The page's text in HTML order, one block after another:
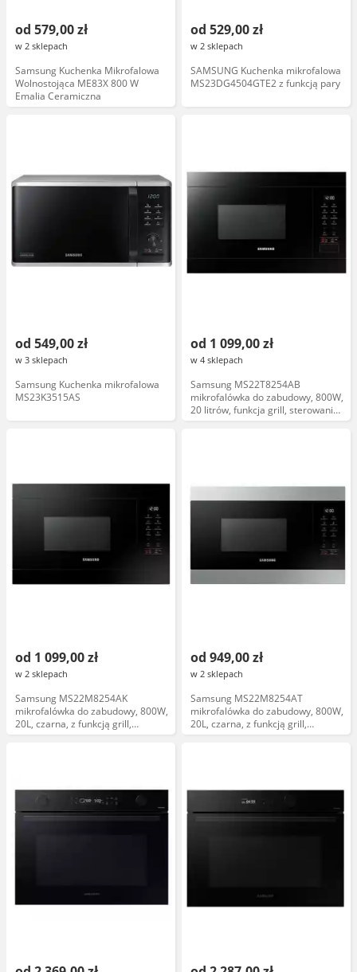
od 579,00 zł
w 2 sklepach
Samsung Kuchenka Mikrofalowa
Wolnostojąca ME83X 800 W
Emalia Ceramiczna
od 529,00 zł
w 2 sklepach
SAMSUNG Kuchenka mikrofalowa
MS23DG4504GTE2 z funkcją pary
od 549,00 zł
w 3 sklepach
Samsung Kuchenka mikrofalowa
MS23K3515AS
od 1 099,00 zł
w 4 sklepach
Samsung MS22T8254AB
mikrofalówka do zabudowy, 800W,
20 litrów, funkcja grill, sterowanie
dotykowe, czarny, E1
od 1 099,00 zł
w 2 sklepach
Samsung MS22M8254AK
mikrofalówka do zabudowy, 800W,
20L, czarna, z funkcją grill,
sterowanie dotykowe
od 949,00 zł
w 2 sklepach
Samsung MS22M8254AT
mikrofalówka do zabudowy, 800W,
20L, czarna, z funkcją grill,
sterowanie dotykowe